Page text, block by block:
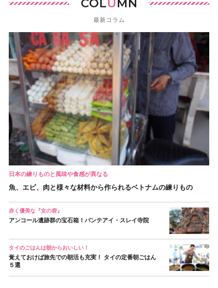
COLUMN
最新コラム
日本の練りものと風味や食感が異なる
魚、エビ、肉と様々な材料から作られるベトナムの練りもの
赤く優美な『女の砦』
アンコール遺跡群の宝石箱！バンテアイ・スレイ寺院
タイのごはんは朝からおいしい！
覚えておけば旅先での朝活も充実！ タイの定番朝ごはん
５選